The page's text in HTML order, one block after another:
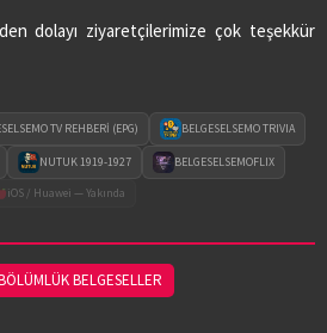
dolayı ziyaretçilerimize çok teşekkür
TV REHBERİ (EPG) BELGESELSEMO TRIVIA
NUTUK 1919-1927
BELGESELSEMOFLIX
iOS / Huawei — Yakında
BELGESELLER